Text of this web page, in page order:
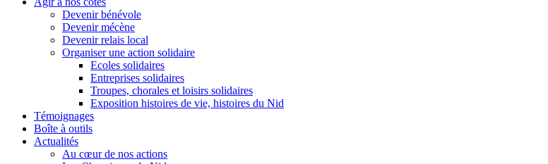
Devenir bénévole
Devenir mécène
Devenir relais local
Organiser une action solidaire
Ecoles solidaires
Entreprises solidaires
Troupes, chorales et loisirs solidaires
Exposition histoires de vie, histoires du Nid
Témoignages
Boîte à outils
Actualités
Au cœur de nos actions